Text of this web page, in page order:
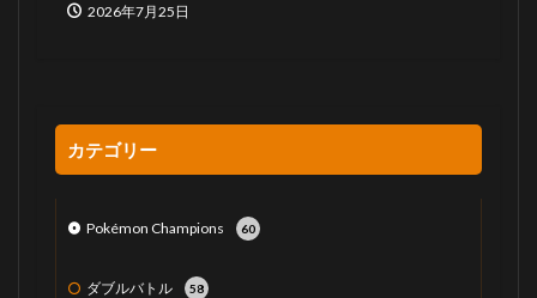
2026年7月25日
カテゴリー
Pokémon Champions 60
ダブルバトル 58